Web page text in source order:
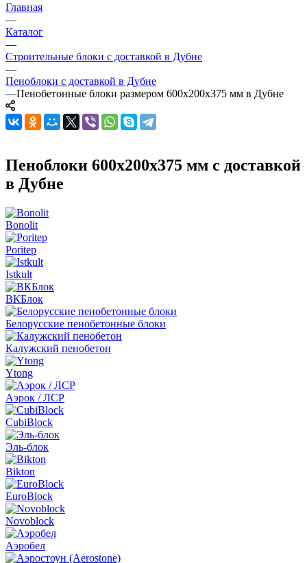
Главная
—
Каталог
—
Строительные блоки с доставкой в Дубне
—
Пеноблоки с доставкой в Дубне
—Пенобетонные блоки размером 600х200х375 мм в Дубне
Пеноблоки 600х200х375 мм с доставкой
в Дубне
Bonolit
Poritep
Istkult
ВКБлок
Белорусские пенобетонные блоки
Калужский пенобетон
Ytong
Аэрок / ЛСР
CubiBlock
Эль-блок
Bikton
EuroBlock
Novoblock
Аэробел